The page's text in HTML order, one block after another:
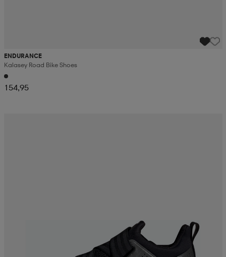
ENDURANCE
Kalasey Road Bike Shoes
154,95